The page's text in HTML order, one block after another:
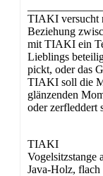
TIAKI versucht
Beziehung
mit TIAKI ein
Lieblings
pickt, oder das
TIAKI soll die
glänzenden
oder zerfleddert
TIAKI
Vogelsitzstange
Java-Holz,